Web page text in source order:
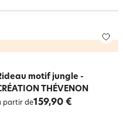
motif jungle -
THÉVENON
partir de159,90 €